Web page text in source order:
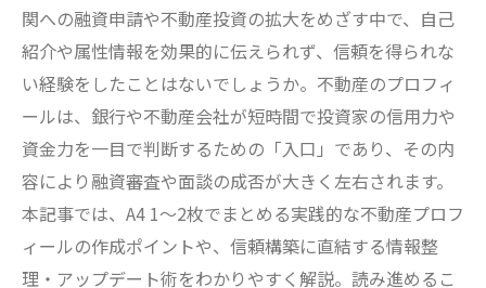
関への融資申請や不動産投資の拡大をめざす中で、自己
紹介や属性情報を効果的に伝えられず、信頼を得られな
い経験をしたことはないでしょうか。不動産のプロフィ
ールは、銀行や不動産会社が短時間で投資家の信用力や
資金力を一目で判断するための「入口」であり、その内
容により融資審査や面談の成否が大きく左右されます。
本記事では、A4 1～2枚でまとめる実践的な不動産プロフ
ィールの作成ポイントや、信頼構築に直結する情報整
理・アップデート術をわかりやすく解説。読み進めるこ